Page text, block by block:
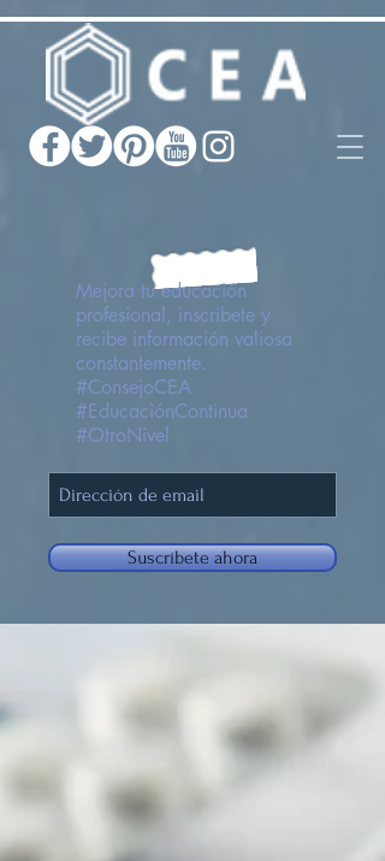
Mejora tu educación
profesional, inscribete y
recibe información valiosa
constantemente.
#ConsejoCEA
#EducaciónContinua
#OtroNivel
Suscríbete ahora